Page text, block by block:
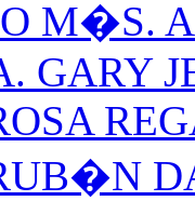
M�S.
GARY